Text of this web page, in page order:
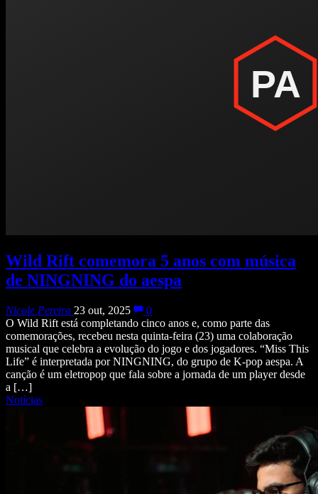
Wild Rift comemora 5 anos com música
de NINGNING do aespa
Nicole Pereira 23 out, 2025
0
O Wild Rift está completando cinco anos e, como parte das
comemorações, recebeu nesta quinta-feira (23) uma colaboração
musical que celebra a evolução do jogo e dos jogadores. “Miss This
Life” é interpretada por NINGNING, do grupo de K-pop aespa. A
canção é um eletropop que fala sobre a jornada de um player desde
a […]
Notícias